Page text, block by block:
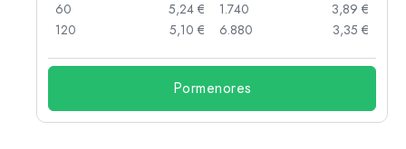
60
5,24 €
120
5,10 €
1.740
3,89 €
6.880
3,35 €
Pormenores